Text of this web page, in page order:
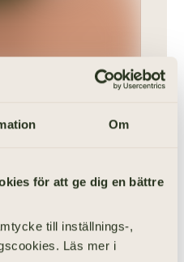
Om
för att ge dig en bättre
till inställnings-,
Läs mer i
inte längre kan? Vi fixar